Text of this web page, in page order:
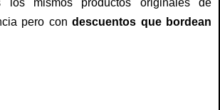
los mismos productos originales de
pero con descuentos que bordean